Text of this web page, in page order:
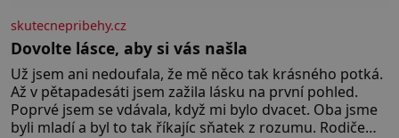
skutecnepribehy.cz
Dovolte lásce, aby si vás našla
Už jsem ani nedoufala, že mě něco tak krásného potká.
Až v pětapadesáti jsem zažila lásku na první pohled.
Poprvé jsem se vdávala, když mi bylo dvacet. Oba jsme
byli mladí a byl to tak říkajíc sňatek z rozumu. Rodiče